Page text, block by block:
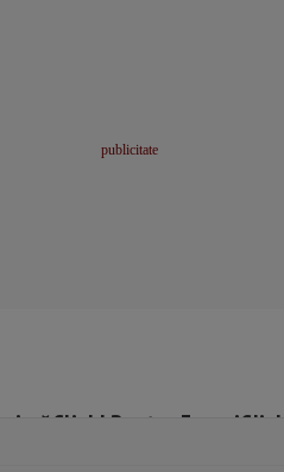
Click! Pentru Femei